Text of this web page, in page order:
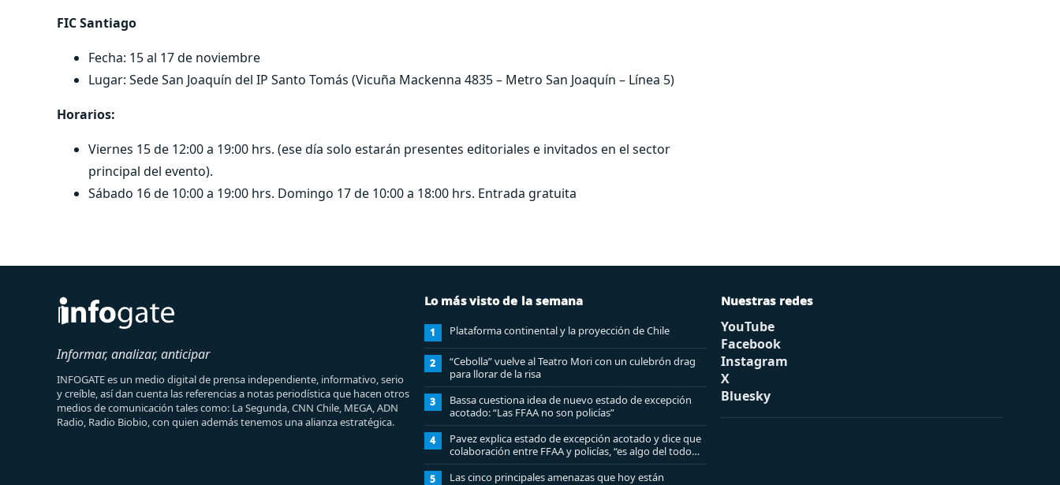
FIC Santiago
Fecha: 15 al 17 de noviembre
Lugar: Sede San Joaquín del IP Santo Tomás (Vicuña Mackenna 4835 – Metro San Joaquín – Línea 5)
Horarios:
Viernes 15 de 12:00 a 19:00 hrs. (ese día solo estarán presentes editoriales e invitados en el sector
principal del evento).
Sábado 16 de 10:00 a 19:00 hrs. Domingo 17 de 10:00 a 18:00 hrs. Entrada gratuita
Informar, analizar, anticipar
INFOGATE es un medio digital de prensa independiente, informativo, serio
y creíble, así dan cuenta las referencias a notas periodística que hacen otros
medios de comunicación tales como: La Segunda, CNN Chile, MEGA, ADN
Radio, Radio Biobio, con quien además tenemos una alianza estratégica.
Lo más visto de la semana
1 Plataforma continental y la proyección de Chile
2
“Cebolla” vuelve al Teatro Mori con un culebrón drag
para llorar de la risa
3
Bassa cuestiona idea de nuevo estado de excepción
acotado: “Las FFAA no son policías”
4
Pavez explica estado de excepción acotado y dice que
colaboración entre FFAA y policías, “es algo del todo
pertinente analizar”
5
Las cinco principales amenazas que hoy están
Nuestras redes
YouTube
Facebook
Instagram
X
Bluesky